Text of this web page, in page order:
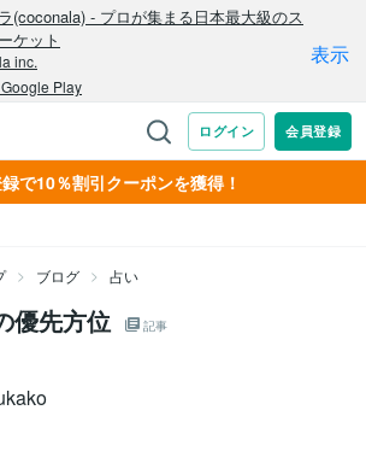
で10％割引クーポンを獲得！
ブログ 占い
優先方位 記事